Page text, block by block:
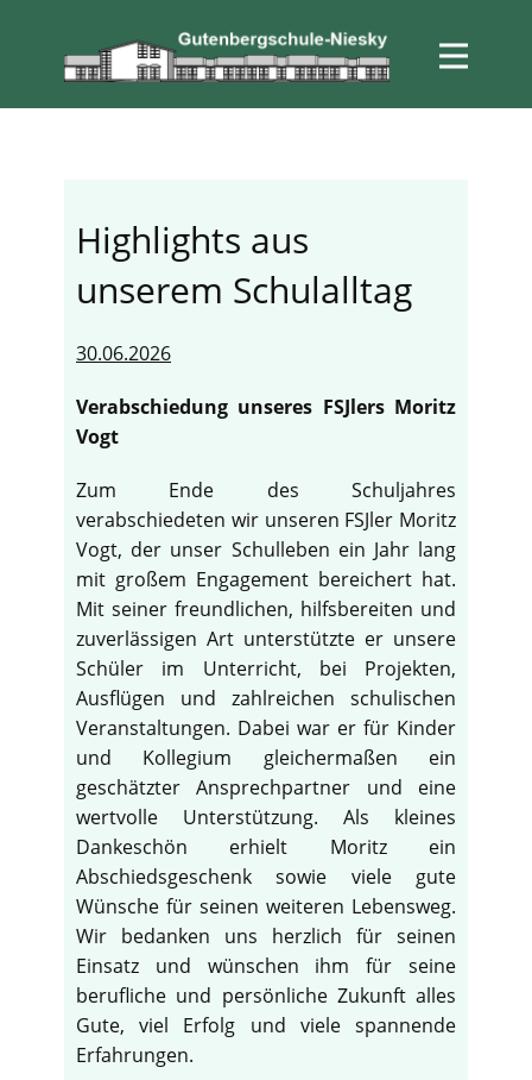
Highlights aus
unserem Schulalltag
30.06.2026
Verabschiedung unseres FSJlers Moritz
Vogt
Zum Ende des Schuljahres
verabschiedeten wir unseren FSJler Moritz
Vogt, der unser Schulleben ein Jahr lang
mit großem Engagement bereichert hat.
Mit seiner freundlichen, hilfsbereiten und
zuverlässigen Art unterstützte er unsere
Schüler im Unterricht, bei Projekten,
Ausflügen und zahlreichen schulischen
Veranstaltungen. Dabei war er für Kinder
und Kollegium gleichermaßen ein
geschätzter Ansprechpartner und eine
wertvolle Unterstützung. Als kleines
Dankeschön erhielt Moritz ein
Abschiedsgeschenk sowie viele gute
Wünsche für seinen weiteren Lebensweg.
Wir bedanken uns herzlich für seinen
Einsatz und wünschen ihm für seine
berufliche und persönliche Zukunft alles
Gute, viel Erfolg und viele spannende
Erfahrungen.